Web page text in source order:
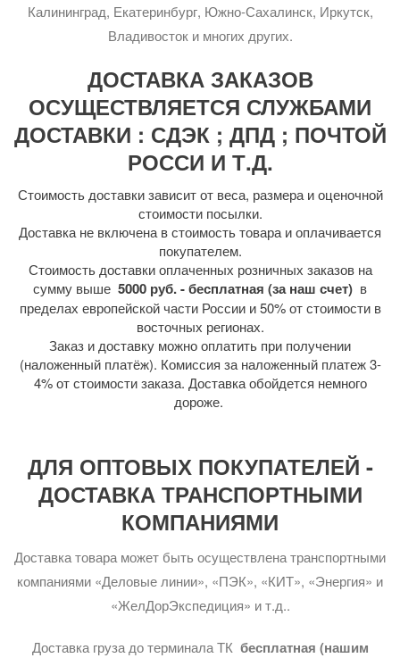
Калининград, Екатеринбург, Южно-Сахалинск, Иркутск,
Владивосток и многих других.
ДОСТАВКА ЗАКАЗОВ
ОСУЩЕСТВЛЯЕТСЯ СЛУЖБАМИ
ДОСТАВКИ : СДЭК ; ДПД ; ПОЧТОЙ
РОССИ И Т.Д.
Стоимость доставки зависит от веса, размера и оценочной
стоимости посылки.
Доставка не включена в стоимость товара и оплачивается
покупателем.
Стоимость доставки оплаченных розничных заказов на
сумму выше 5000 руб. - бесплатная (за наш счет) в
пределах европейской части России и 50% от стоимости в
восточных регионах.
Заказ и доставку можно оплатить при получении
(наложенный платёж). Комиссия за наложенный платеж 3-
4% от стоимости заказа. Доставка обойдется немного
дороже.
ДЛЯ ОПТОВЫХ ПОКУПАТЕЛЕЙ -
ДОСТАВКА ТРАНСПОРТНЫМИ
КОМПАНИЯМИ
Доставка товара может быть осуществлена транспортными
компаниями «Деловые линии», «ПЭК», «КИТ», «Энергия» и
«ЖелДорЭкспедиция» и т.д..
Доставка груза до терминала ТК бесплатная (нашим